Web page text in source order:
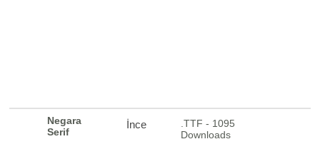
Negara
Serif
İnce
.TTF - 1095
Downloads